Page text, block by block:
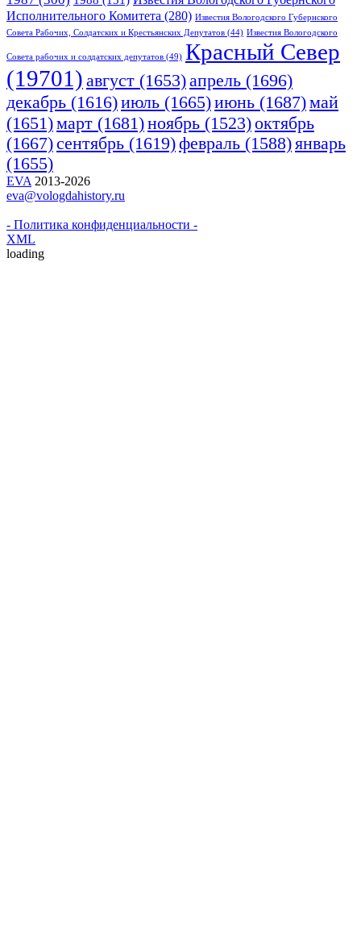
Исполнительного Комитета (280) Известия Вологодского Губернского
Совета Рабочих, Солдатских и Крестьянских Депутатов (44) Известия Вологодского
Совета рабочих и солдатских депутатов (49) Красный Cевер
(19701) август (1653)апрель (1696)
декабрь (1616)июль (1665)июнь (1687)май
(1651)март (1681)ноябрь (1523)октябрь
(1667)сентябрь (1619)февраль (1588)январь
(1655)
EVA2013-2026
eva@vologdahistory.ru
- Политика конфиденциальности -
XML
loading